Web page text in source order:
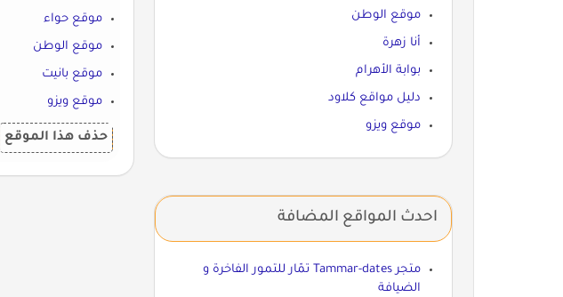
موقع حواء
موقع الوطن
موقع بانيت
موقع ويزو
حذف هذا الموقع
موقع الوطن
أنا زهرة
بوابة الأهرام
دليل مواقع كلاود
موقع ويزو
احدث المواقع المضافة
متجر Tammar-dates تمّار للتمور الفاخرة و
الضيافة